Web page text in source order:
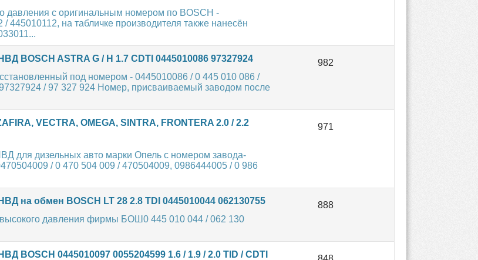
давления с оригинальным номером по BOSCH -
445010112, на табличке производителя также нанесён
BOSCH ASTRA G / H 1.7 CDTI 0445010086 97327924
под номером - 0445010086 / 0 445 010 086 /
/ 97 327 924 Номер, присваиваемый заводом после
VECTRA, OMEGA, SINTRA, FRONTERA 2.0 / 2.2
для дизельных авто марки Опель с номером завода-
/ 0 470 504 009 / 470504009, 0986444005 / 0 986
на обмен BOSCH LT 28 2.8 TDI 0445010044 062130755
давления фирмы БОШ0 445 010 044 / 062 130
BOSCH 0445010097 0055204599 1.6 / 1.9 / 2.0 TID / CDTI